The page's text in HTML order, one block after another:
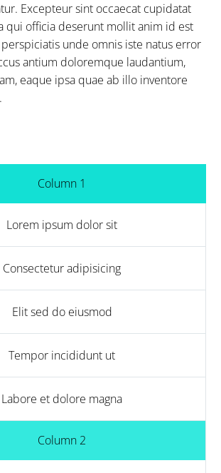
Excepteur sint occaecat cupidatat
qui officia deserunt mollit anim id est
unde omnis iste natus error
antium doloremque laudantium,
eaque ipsa quae ab illo inventore
Column 1
Lorem ipsum dolor sit
Consectetur adipisicing
Elit sed do eiusmod
Tempor incididunt ut
Labore et dolore magna
Column 2